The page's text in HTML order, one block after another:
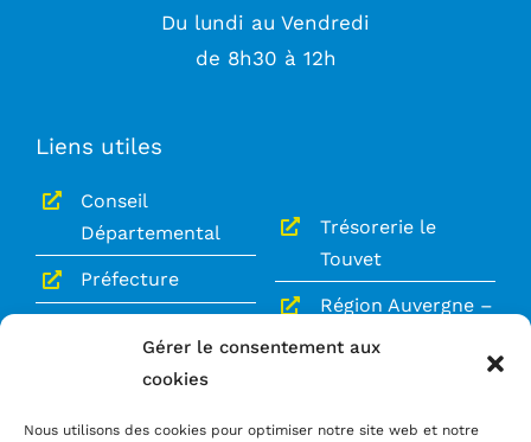
Gérer le consentement aux
cookies
Nous utilisons des cookies pour optimiser notre site web et notre
Du lundi au Vendredi
de 8h30 à 12h
Liens utiles
Conseil
Départemental
Préfecture
Trésorerie le
Touvet
Région Auvergne –
Rhône-Alpes